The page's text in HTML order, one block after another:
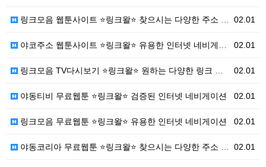
02.01
링크모음 웹툰사이트 ⭐링크왈⭐ 찾으시는 다양한 주소 총…
02.01
야코주소 웹툰사이트 ⭐링크왈⭐ 유용한 인터넷 네비게이션
02.01
링크모음 TV다시보기 ⭐링크왈⭐ 원하는 다양한 링크 모…
02.01
야동티비 무료웹툰 ⭐링크왈⭐ 검증된 인터넷 네비게이션
02.01
링크모음 무료웹툰 ⭐링크왈⭐ 유용한 인터넷 네비게이션
02.01
야동코리아 무료웹툰 ⭐링크왈⭐ 찾으시는 다양한 주소 총…